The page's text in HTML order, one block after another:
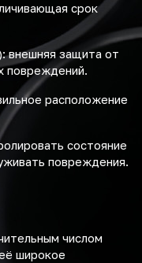
срок
внешняя защита от
повреждений.
расположение
состояние
повреждения.
числом
широкое